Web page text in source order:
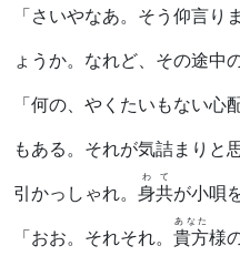
「さいやなあ。そう仰言り
ょうか。なれど、その途中
「何の、やくたいもない心
もある。それが気詰まりと
引かっしゃれ。 身共
わて
が小唄
「おお。それそれ。 貴方
あなた
様